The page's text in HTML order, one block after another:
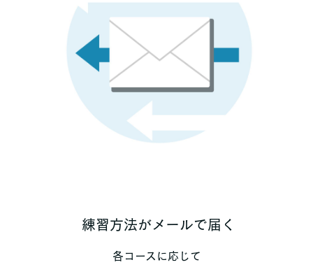
練習方法がメールで届く
各コースに応じて